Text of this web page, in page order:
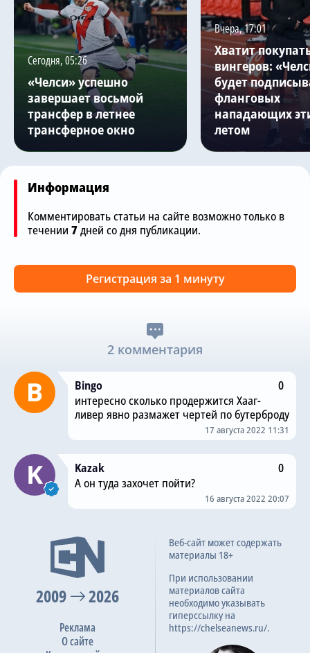
Сегодня, 05:26
«Челси» успешно
завершает восьмой
трансфер в летнее
трансферное окно
Вчера, 17:01
Хватит
вингеров:
будет
фланговых
нападающих
летом
Информация
Комментировать статьи на сайте возможно только в
течении 7дней со дня публикации.
Регистрация за 1 минуту
2 комментария
Bingo
0
интересно сколько продержится Хааг-
ливер явно размажет чертей по бутерброду
17 августа 2022 11:31
Kazak
0
А он туда захочет пойти?
16 августа 2022 20:07
2009 2026
Реклама
О сайте
Веб-сайт может содержать
материалы 18+
При использовании
материалов сайта
необходимо указывать
гиперссылку на
https://chelseanews.ru/.